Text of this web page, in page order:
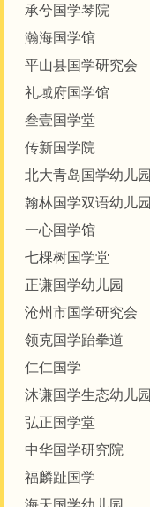
承兮国学琴院
瀚海国学馆
平山县国学研究会
礼域府国学馆
叁壹国学堂
传新国学院
北大青岛国学幼儿园
翰林国学双语幼儿园
一心国学馆
七棵树国学堂
正谦国学幼儿园
沧州市国学研究会
领克国学跆拳道
仁仁国学
沐谦国学生态幼儿园
弘正国学堂
中华国学研究院
福麟趾国学